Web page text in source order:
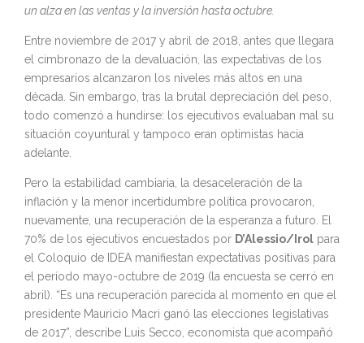
un alza en las ventas y la inversión hasta octubre.
Entre noviembre de 2017 y abril de 2018, antes que llegara
el cimbronazo de la devaluación, las expectativas de los
empresarios alcanzaron los niveles más altos en una
década. Sin embargo, tras la brutal depreciación del peso,
todo comenzó a hundirse: los ejecutivos evaluaban mal su
situación coyuntural y tampoco eran optimistas hacia
adelante.
Pero la estabilidad cambiaria, la desaceleración de la
inflación y la menor incertidumbre política provocaron,
nuevamente, una recuperación de la esperanza a futuro. El
70% de los ejecutivos encuestados por D’Alessio/Irol para
el Coloquio de IDEA manifiestan expectativas positivas para
el período mayo-octubre de 2019 (la encuesta se cerró en
abril). “Es una recuperación parecida al momento en que el
presidente Mauricio Macri ganó las elecciones legislativas
de 2017”, describe Luis Secco, economista que acompañó